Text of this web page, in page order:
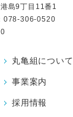
島9丁目11番1
078-306-0520
丸亀組について
事業案内
採用情報